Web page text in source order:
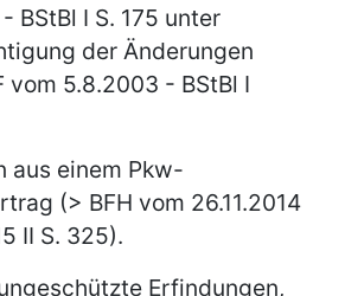
BStBl I S. 175 unter
der Änderungen
vom 5.8.2003 - BStBl I
aus einem Pkw-
(> BFH vom 26.11.2014
II S. 325).
Erfindungen,